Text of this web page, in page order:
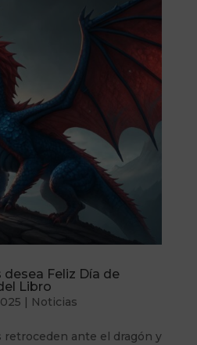
Feliz Día de
Libro
Noticias
retroceden ante el dragón y